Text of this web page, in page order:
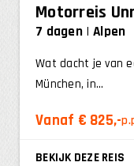
Motorreis
7 dagen Alpen
Wat dacht je van
München, in...
Vanaf € 825,-
BEKIJK DEZE REIS